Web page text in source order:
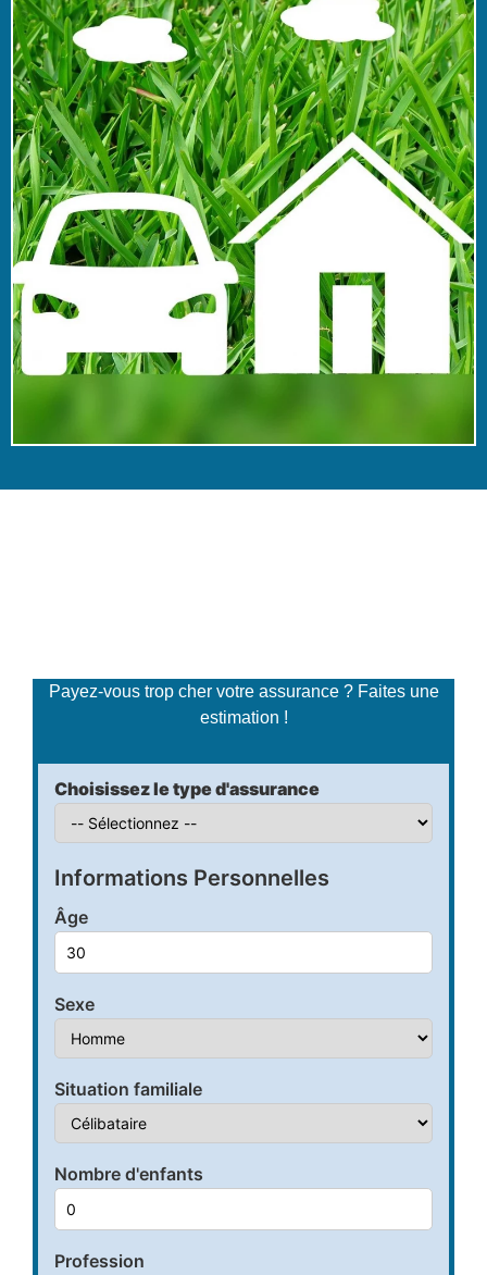
Payez-vous trop cher votre assurance ? Faites une
estimation !
Choisissez le type d'assurance
Informations Personnelles
Âge
Sexe
Situation familiale
Nombre d'enfants
Profession